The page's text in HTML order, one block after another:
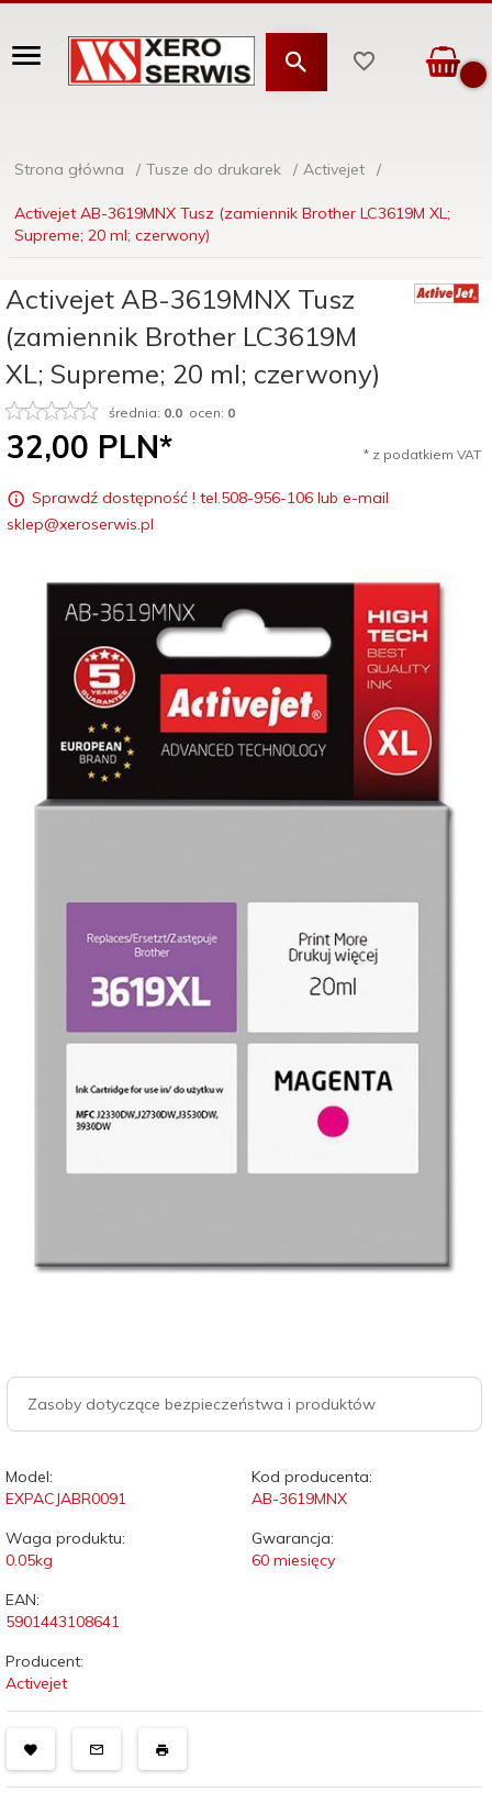
Strona główna Tusze do drukarek Activejet
Activejet AB-3619MNX Tusz (zamiennik Brother LC3619M XL;
Supreme; 20 ml; czerwony)
Activejet AB-3619MNX Tusz
(zamiennik Brother LC3619M
XL; Supreme; 20 ml; czerwony)
średnia: 0.0 ocen: 0
32,00 PLN* * z podatkiem VAT
Sprawdź dostępność ! tel.508-956-106 lub e-mail
sklep@xeroserwis.pl
Zasoby dotyczące bezpieczeństwa i produktów
Model:
EXPACJABR0091
Kod producenta:
AB-3619MNX
Waga produktu:
0.05kg
Gwarancja:
60 miesięcy
EAN:
5901443108641
Producent:
Activejet